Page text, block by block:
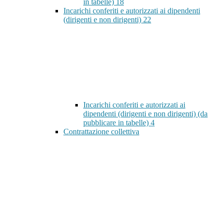
in tabelle) 18
Incarichi conferiti e autorizzati ai dipendenti
(dirigenti e non dirigenti) 22
Incarichi conferiti e autorizzati ai
dipendenti (dirigenti e non dirigenti) (da
pubblicare in tabelle) 4
Contrattazione collettiva